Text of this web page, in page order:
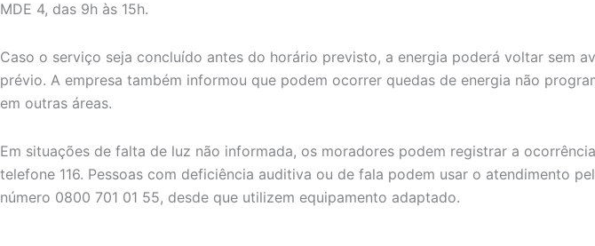
MDE 4, das 9h às 15h.
Caso o serviço seja concluído antes do horário previsto, a energia poderá voltar sem
prévio. A empresa também informou que podem ocorrer quedas de energia não
em outras áreas.
Em situações de falta de luz não informada, os moradores podem registrar a
telefone 116. Pessoas com deficiência auditiva ou de fala podem usar o atendimento
número 0800 701 01 55, desde que utilizem equipamento adaptado.